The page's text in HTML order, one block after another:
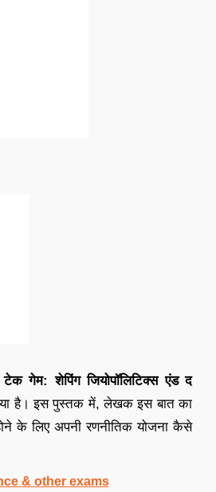
गेम: शेपिंग जियोपॉलिटिक्स एंड द
है। इस पुस्तक में, लेखक इस बात का
के लिए अपनी रणनीतिक योजना कैसे
& other exams